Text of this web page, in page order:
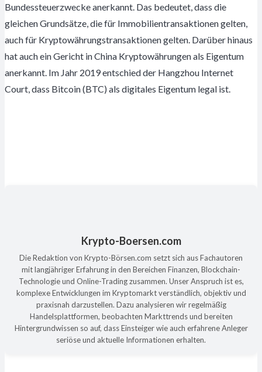
Bundessteuerzwecke anerkannt. Das bedeutet, dass die
gleichen Grundsätze, die für Immobilientransaktionen gelten,
auch für Kryptowährungstransaktionen gelten. Darüber hinaus
hat auch ein Gericht in China Kryptowährungen als Eigentum
anerkannt. Im Jahr 2019 entschied der Hangzhou Internet
Court, dass Bitcoin (BTC) als digitales Eigentum legal ist.
Krypto-Boersen.com
Die Redaktion von Krypto-Börsen.com setzt sich aus Fachautoren
mit langjähriger Erfahrung in den Bereichen Finanzen, Blockchain-
Technologie und Online-Trading zusammen. Unser Anspruch ist es,
komplexe Entwicklungen im Kryptomarkt verständlich, objektiv und
praxisnah darzustellen. Dazu analysieren wir regelmäßig
Handelsplattformen, beobachten Markttrends und bereiten
Hintergrundwissen so auf, dass Einsteiger wie auch erfahrene Anleger
seriöse und aktuelle Informationen erhalten.